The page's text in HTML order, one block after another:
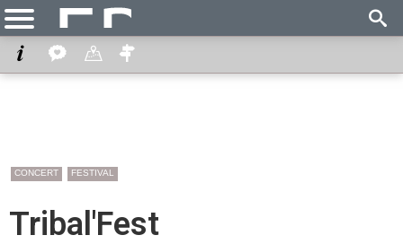
CONCERT FESTIVAL
Tribal'Fest